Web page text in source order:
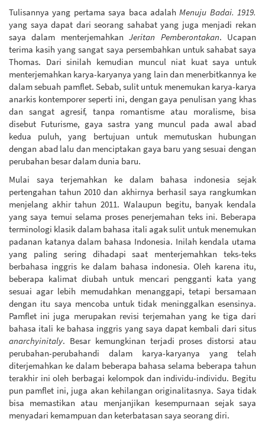
Tulisannya yang pertama saya baca adalahMenuju Badai. 1919.
yang saya dapat dari seorang sahabat yang juga menjadi rekan
saya dalam menterjemahkanJeritan Pemberontakan. Ucapan
terima kasih yang sangat saya persembahkan untuk sahabat saya
Thomas. Dari sinilah kemudian muncul niat kuat saya untuk
menterjemahkan karya-karyanya yang lain dan menerbitkannya ke
dalam sebuah pamflet. Sebab, sulit untuk menemukan karya-karya
anarkis kontemporer seperti ini, dengan gaya penulisan yang khas
dan sangat agresif, tanpa romantisme atau moralisme, bisa
disebut Futurisme, gaya sastra yang muncul pada awal abad
kedua puluh, yang bertujuan untuk memutuskan hubungan
dengan abad lalu dan menciptakan gaya baru yang sesuai dengan
perubahan besar dalam dunia baru.
Mulai saya terjemahkan ke dalam bahasa indonesia sejak
pertengahan tahun 2010 dan akhirnya berhasil saya rangkumkan
menjelang akhir tahun 2011. Walaupun begitu, banyak kendala
yang saya temui selama proses penerjemahan teks ini. Beberapa
terminologi klasik dalam bahasa itali agak sulit untuk menemukan
padanan katanya dalam bahasa Indonesia. Inilah kendala utama
yang paling sering dihadapi saat menterjemahkan teks-teks
berbahasa inggris ke dalam bahasa indonesia. Oleh karena itu,
beberapa kalimat diubah untuk mencari pengganti kata yang
sesuai agar lebih memudahkan menanggapi, tetapi bersamaan
dengan itu saya mencoba untuk tidak meninggalkan esensinya.
Pamflet ini juga merupakan revisi terjemahan yang ke tiga dari
bahasa itali ke bahasa inggris yang saya dapat kembali dari situs
anarchyinitaly. Besar kemungkinan terjadi proses distorsi atau
perubahan-perubahandi dalam karya-karyanya yang telah
diterjemahkan ke dalam beberapa bahasa selama beberapa tahun
terakhir ini oleh berbagai kelompok dan individu-individu. Begitu
pun pamflet ini, juga akan kehilangan originalitasnya. Saya tidak
bisa memastikan atau menjanjikan kesempurnaan sejak saya
menyadari kemampuan dan keterbatasan saya seorang diri.